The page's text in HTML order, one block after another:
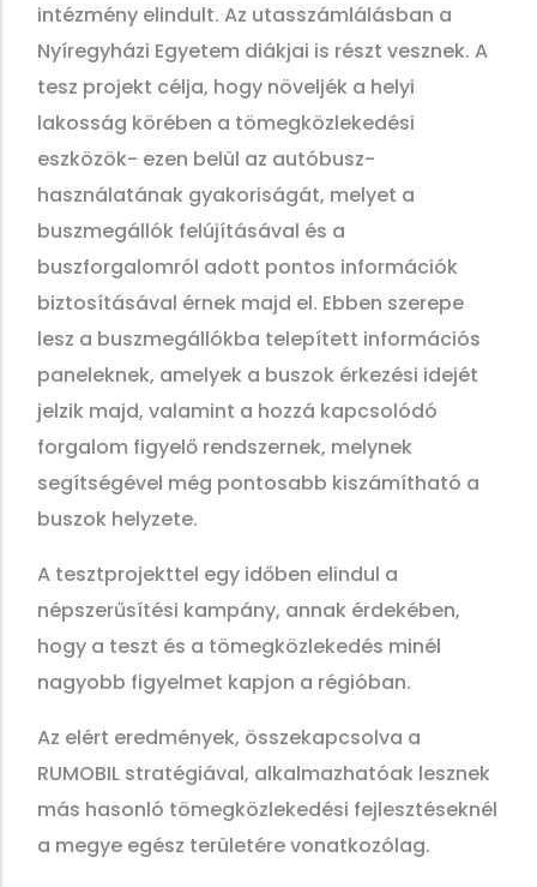
intézmény elindult. Az utasszámlálásban a
Nyíregyházi Egyetem diákjai is részt vesznek. A
tesz projekt célja, hogy növeljék a helyi
lakosság körében a tömegközlekedési
eszközök- ezen belül az autóbusz-
használatának gyakoriságát, melyet a
buszmegállók felújításával és a
buszforgalomról adott pontos információk
biztosításával érnek majd el. Ebben szerepe
lesz a buszmegállókba telepített információs
paneleknek, amelyek a buszok érkezési idejét
jelzik majd, valamint a hozzá kapcsolódó
forgalom figyelő rendszernek, melynek
segítségével még pontosabb kiszámítható a
buszok helyzete.
A tesztprojekttel egy időben elindul a
népszerűsítési kampány, annak érdekében,
hogy a teszt és a tömegközlekedés minél
nagyobb figyelmet kapjon a régióban.
Az elért eredmények, összekapcsolva a
RUMOBIL stratégiával, alkalmazhatóak lesznek
más hasonló tömegközlekedési fejlesztéseknél
a megye egész területére vonatkozólag.